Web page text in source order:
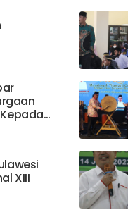
Demi
XIII